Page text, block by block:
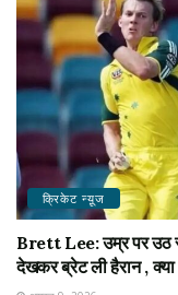
क्रिकेट न्यू़ज
Brett Lee: उम्र पर उठ
देखकर ब्रेट ली हैरान , क्या